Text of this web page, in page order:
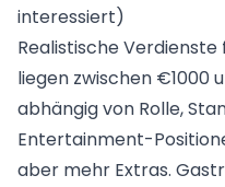
interessiert)
Realistische Verdienste
liegen zwischen €1000
abhängig von Rolle,
Entertainment-
aber mehr Extras.